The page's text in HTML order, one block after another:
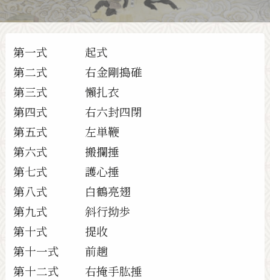
第一式 起式
第二式 右金剛搗碓
第三式 懶扎衣
第四式 右六封四閉
第五式 左単鞭
第六式 搬攔捶
第七式 護心捶
第八式 白鶴亮翅
第九式 斜行拗歩
第十式 提收
第十一式 前趟
第十二式 右掩手肱捶